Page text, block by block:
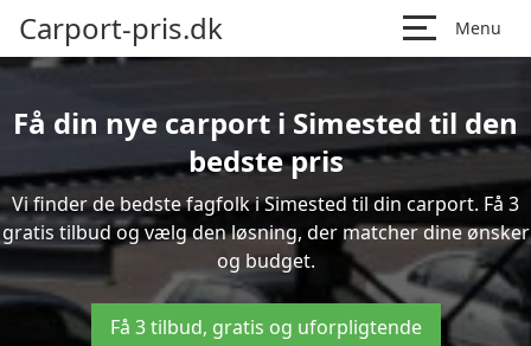
Carport-pris.dk Menu
Få din nye carport i Simested til den
bedste pris
Vi finder de bedste fagfolk i Simested til din carport. Få 3
gratis tilbud og vælg den løsning, der matcher dine ønsker
og budget.
Få 3 tilbud, gratis og uforpligtende